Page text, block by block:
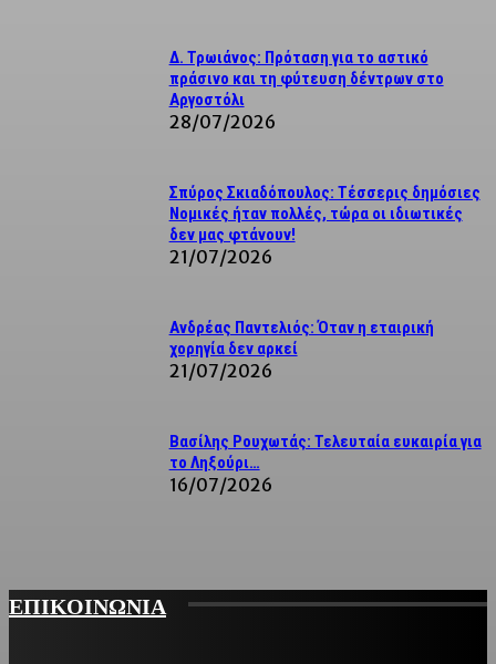
Δ. Τρωιάνος: Πρόταση για το αστικό
πράσινο και τη φύτευση δέντρων στο
Αργοστόλι
28/07/2026
Σπύρος Σκιαδόπουλος: Τέσσερις δημόσιες
Νομικές ήταν πολλές, τώρα οι ιδιωτικές
δεν μας φτάνουν!
21/07/2026
Ανδρέας Παντελιός: Όταν η εταιρική
χορηγία δεν αρκεί
21/07/2026
Βασίλης Ρουχωτάς: Τελευταία ευκαιρία για
το Ληξούρι…
16/07/2026
ΕΠΙΚΟΙΝΩΝΙΑ